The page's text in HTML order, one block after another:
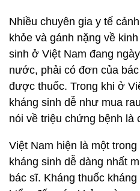
Nhiều chuyên gia y tế
khỏe và gánh nặng về
sinh ở Việt Nam đang
nước, phải có đơn của
được thuốc. Trong khi ở
kháng sinh dễ như mua
nói về triệu chứng bệnh là
Việt Nam hiện là một
kháng sinh dễ dàng nhất
bác sĩ. Kháng thuốc